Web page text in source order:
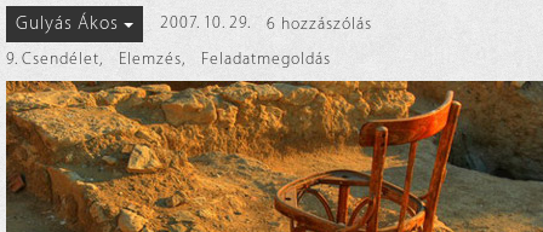
Gulyás Ákos 2007. 10. 29.
6 hozzászólás
9. Csendélet, Elemzés, Feladatmegoldás